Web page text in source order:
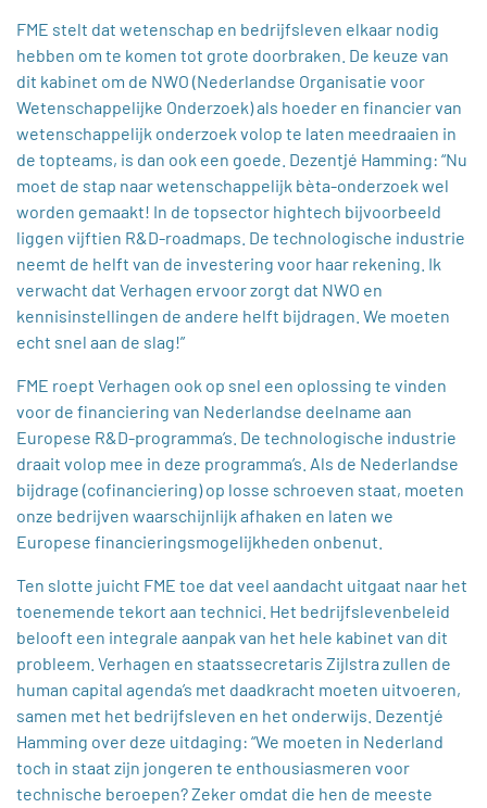
FME stelt dat wetenschap en bedrijfsleven elkaar nodig
hebben om te komen tot grote doorbraken. De keuze van
dit kabinet om de NWO (Nederlandse Organisatie voor
Wetenschappelijke Onderzoek) als hoeder en financier van
wetenschappelijk onderzoek volop te laten meedraaien in
de topteams, is dan ook een goede. Dezentjé Hamming: “Nu
moet de stap naar wetenschappelijk bèta-onderzoek wel
worden gemaakt! In de topsector hightech bijvoorbeeld
liggen vijftien R&D-roadmaps. De technologische industrie
neemt de helft van de investering voor haar rekening. Ik
verwacht dat Verhagen ervoor zorgt dat NWO en
kennisinstellingen de andere helft bijdragen. We moeten
echt snel aan de slag!”
FME roept Verhagen ook op snel een oplossing te vinden
voor de financiering van Nederlandse deelname aan
Europese R&D-programma’s. De technologische industrie
draait volop mee in deze programma’s. Als de Nederlandse
bijdrage (cofinanciering) op losse schroeven staat, moeten
onze bedrijven waarschijnlijk afhaken en laten we
Europese financieringsmogelijkheden onbenut.
Ten slotte juicht FME toe dat veel aandacht uitgaat naar het
toenemende tekort aan technici. Het bedrijfslevenbeleid
belooft een integrale aanpak van het hele kabinet van dit
probleem. Verhagen en staatssecretaris Zijlstra zullen de
human capital agenda’s met daadkracht moeten uitvoeren,
samen met het bedrijfsleven en het onderwijs. Dezentjé
Hamming over deze uitdaging: “We moeten in Nederland
toch in staat zijn jongeren te enthousiasmeren voor
technische beroepen? Zeker omdat die hen de meeste